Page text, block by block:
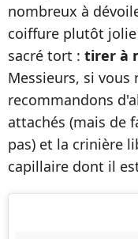
nombreux à
coiffure plutôt
sacré tort : tirer à
Messieurs, si vous
recommandons
attachés (mais de
pas) et la crinière
capillaire dont il